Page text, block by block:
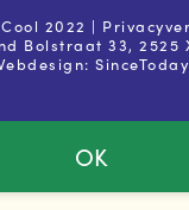
by
privacy voorwaarden
OK
2022 |
Bolstraat 33, 2525
SinceToday